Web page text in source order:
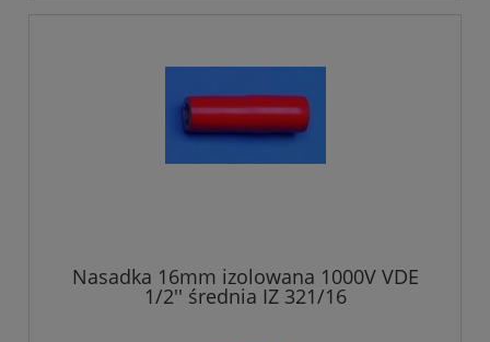
Nasadka 16mm izolowana 1000V VDE
1/2'' średnia IZ 321/16